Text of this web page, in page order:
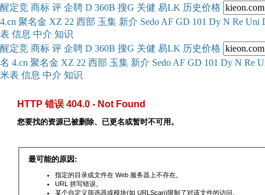
醒定竞 商标 评 企聘 D 360B 搜G 关健 易LK 历史价格
4.cn 聚名金 XZ 22 西部 玉集 新介 Sedo AF GD 101 Dy N Re Uni
表 信息 中介 知识